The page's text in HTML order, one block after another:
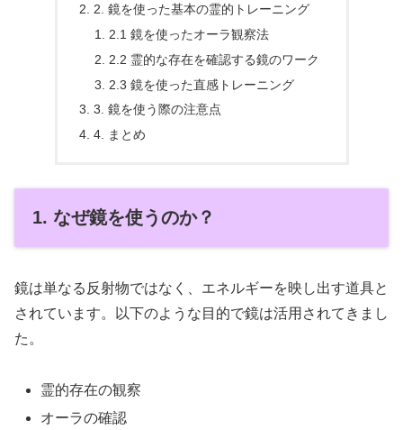
2. 鏡を使った基本の霊的トレーニング
2.1 鏡を使ったオーラ観察法
2.2 霊的な存在を確認する鏡のワーク
2.3 鏡を使った直感トレーニング
3. 鏡を使う際の注意点
4. まとめ
1. なぜ鏡を使うのか？
鏡は単なる反射物ではなく、エネルギーを映し出す道具と
されています。以下のような目的で鏡は活用されてきまし
た。
霊的存在の観察
オーラの確認